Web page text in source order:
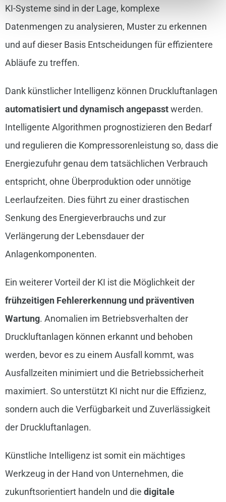
KI-Systeme sind in der Lage, komplexe
Datenmengen zu analysieren, Muster zu erkennen
und auf dieser Basis Entscheidungen für effizientere
Abläufe zu treffen.
Dank künstlicher Intelligenz können Druckluftanlagen
automatisiert und dynamisch angepasstwerden.
Intelligente Algorithmen prognostizieren den Bedarf
und regulieren die Kompressorenleistung so, dass die
Energiezufuhr genau dem tatsächlichen Verbrauch
entspricht, ohne Überproduktion oder unnötige
Leerlaufzeiten. Dies führt zu einer drastischen
Senkung des Energieverbrauchs und zur
Verlängerung der Lebensdauer der
Anlagenkomponenten.
Ein weiterer Vorteil der KI ist die Möglichkeit der
frühzeitigen Fehlererkennung und präventiven
Wartung. Anomalien im Betriebsverhalten der
Druckluftanlagen können erkannt und behoben
werden, bevor es zu einem Ausfall kommt, was
Ausfallzeiten minimiert und die Betriebssicherheit
maximiert. So unterstützt KI nicht nur die Effizienz,
sondern auch die Verfügbarkeit und Zuverlässigkeit
der Druckluftanlagen.
Künstliche Intelligenz ist somit ein mächtiges
Werkzeug in der Hand von Unternehmen, die
zukunftsorientiert handeln und die digitale